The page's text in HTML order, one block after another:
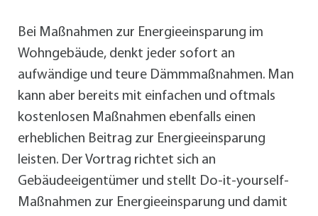
Bei Maßnahmen zur Energieeinsparung im
Wohngebäude, denkt jeder sofort an
aufwändige und teure Dämmmaßnahmen. Man
kann aber bereits mit einfachen und oftmals
kostenlosen Maßnahmen ebenfalls einen
erheblichen Beitrag zur Energieeinsparung
leisten. Der Vortrag richtet sich an
Gebäudeeigentümer und stellt Do-it-yourself-
Maßnahmen zur Energieeinsparung und damit